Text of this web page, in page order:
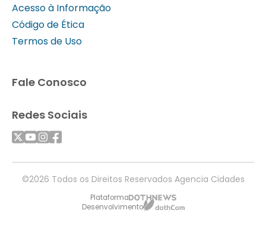
Acesso à Informação
Código de Ética
Termos de Uso
Fale Conosco
Redes Sociais
©2026 Todos os Direitos Reservados Agencia Cidades
Plataforma
Desenvolvimento